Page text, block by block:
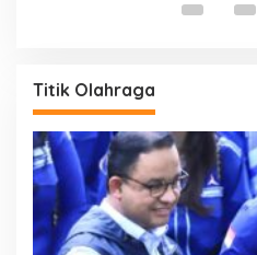
Titik Olahraga